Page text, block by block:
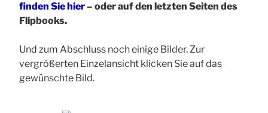
finden Sie hier– oder auf den letzten Seiten des
Flipbooks.
Und zum Abschluss noch einige Bilder. Zur
vergrößerten Einzelansicht klicken Sie auf das
gewünschte Bild.